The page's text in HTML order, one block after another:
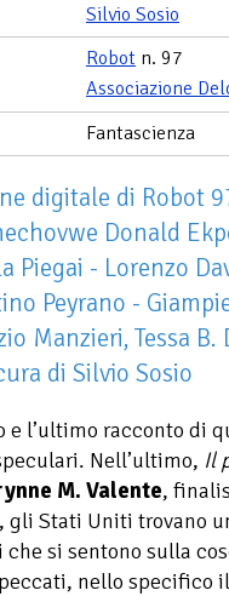
Silvio Sosio
Robot n. 97
Associazione
Fantascienza
digitale di Robot
Donald
Piegai - Lorenzo
Peyrano -
Manzieri, Tessa
di Silvio Sosio
e l’ultimo racconto di
Nell’ultimo, Il
M. Valente,
gli Stati Uniti trovano
che si sentono sulla
nello specifico